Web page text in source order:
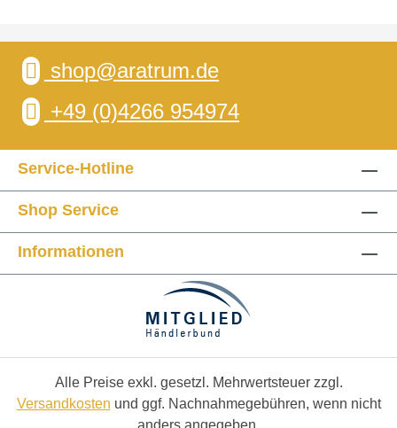
shop@aratrum.de
+49 (0)4266 954974
Service-Hotline
Shop Service
Informationen
Alle Preise exkl. gesetzl. Mehrwertsteuer zzgl.
Versandkosten und ggf. Nachnahmegebühren, wenn nicht
anders angegeben.